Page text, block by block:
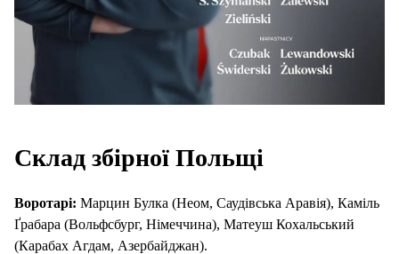
Склад збірної Польщі
Воротарі: Марцин Булка (Неом, Саудівська Аравія), Каміль
Ґрабара (Вольфсбург, Німеччина), Матеуш Кохальський
(Карабах Агдам, Азербайджан).